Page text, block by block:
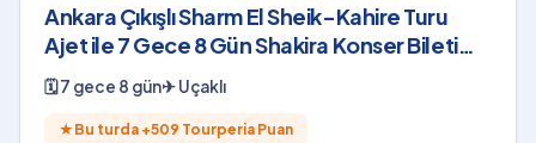
Ankara Çıkışlı Sharm El Sheik-Kahire Turu
Ajet ile 7 Gece 8 Gün Shakira Konser Bileti
Dahil
🗓7 gece 8 gün✈Uçaklı
★ Bu turda +509 Tourperia Puan